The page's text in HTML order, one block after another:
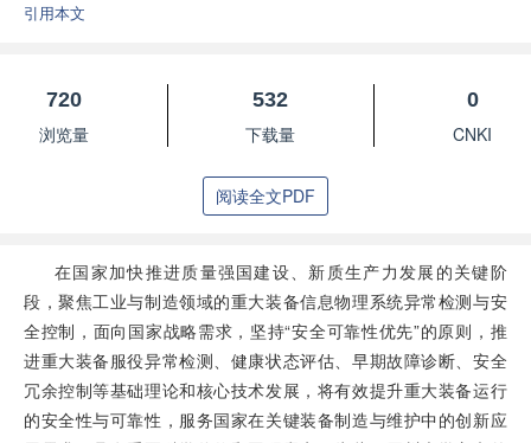
引用本文
720
浏览量
532
下载量
0
CNKI
阅读全文PDF
在国家加快推进质量强国建设、新质生产力发展的关键阶
段，聚焦工业与制造领域的重大装备信息物理系统异常检测与安
全控制，面向国家战略需求，坚持“安全可靠性优先”的原则，推
进重大装备服役异常检测、健康状态评估、早期故障诊断、安全
冗余控制等基础理论和核心技术发展，将有效提升重大装备运行
的安全性与可靠性，服务国家在关键装备制造与维护中的创新应